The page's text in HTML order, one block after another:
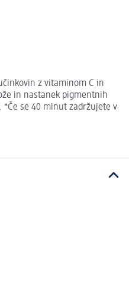
z vitaminom C in
in nastanek pigmentnih
se 40 minut zadržujete v